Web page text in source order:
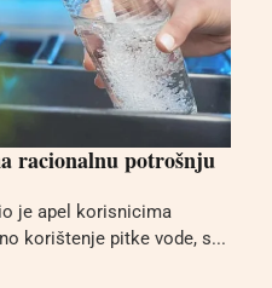
racionalnu potrošnju
je apel korisnicima
korištenje pitke vode, s...